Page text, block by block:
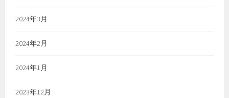
2024年3月
2024年2月
2024年1月
2023年12月